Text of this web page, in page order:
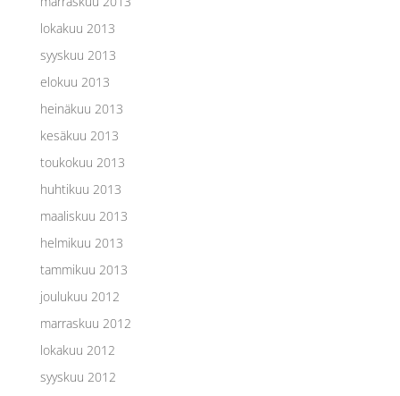
lokakuu 2013
syyskuu 2013
elokuu 2013
heinäkuu 2013
kesäkuu 2013
toukokuu 2013
huhtikuu 2013
maaliskuu 2013
helmikuu 2013
tammikuu 2013
joulukuu 2012
marraskuu 2012
lokakuu 2012
syyskuu 2012